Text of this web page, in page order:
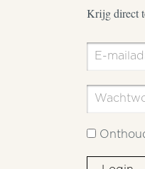
Krijg direct